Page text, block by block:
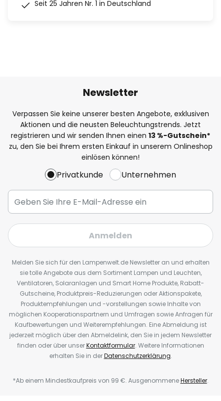
Seit 25 Jahren Nr. 1 in Deutschland
Newsletter
Verpassen Sie keine unserer besten Angebote, exklusiven
Aktionen und die neusten Beleuchtungstrends. Jetzt
registrieren und wir senden Ihnen einen 13 %-Gutschein*
zu, den Sie bei Ihrem ersten Einkauf in unserem Onlineshop
einlösen können!
Privatkunde Unternehmen
Anmelden
Melden Sie sich für den Lampenwelt.de Newsletter an und erhalten
sie tolle Angebote aus dem Sortiment Lampen und Leuchten,
Ventilatoren, Solaranlagen und Smart Home Produkte, Rabatt-
Gutscheine, Produktpreis-Reduzierungen oder Aktionspakete,
Produktempfehlungen und -vorstellungen sowie Inhalte von
möglichen Kooperationspartnern und Umfragen sowie Anfragen für
Kaufbewertungen und Weiterempfehlungen. Eine Abmeldung ist
jederzeit möglich über den Abmeldelink, den Sie in jedem Newsletter
finden oder über unserKontaktformular. Weitere Informationen
erhalten Sie in derDatenschutzerklärung.
*Ab einem Mindestkaufpreis von 99 €. AusgenommeneHersteller.